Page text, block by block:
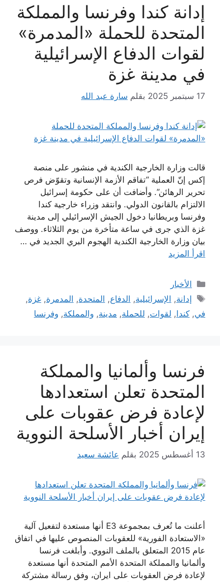
إدانة كندا وفرنسا والمملكة
المتحدة للحملة «المدمرة»
لقوات الدفاع الإسرائيلية
في مدينة غزة
17 سبتمبر 2025 بقلم سارة عبد الله
قالت وزارة الخارجية الكندية في منشور على منصة
إكس إنّ العملية “تفاقم الأزمة الإنسانية وتقوّض فرص
تحرير الرهائن”. وأضافت أن على حكومة إسرائيل
الالتزام بالقانون الدولي. وانتقد وزراء خارجية كندا
وفرنسا وبريطانيا دخول الجيش الإسرائيلي إلى مدينة
غزة الذي جرى في ساعة متأخرة من يوم الثلاثاء. ووصف
بيان وزارة الخارجية الكندية الهجوم البري الجديد في …
اقرأ المزيد
التصنيفات
الأخبار
الوسوم
إدانة, الإسرائيلية, الدفاع, المتحدة, المدمرة,غزة,
في, كندا, لقوات, للحملة, مدينة, والمملكة, وفرنسا
فرنسا وألمانيا والمملكة
المتحدة تعلن استعدادها
لإعادة فرض عقوبات على
إيران أخبار الأسلحة النووية
13 أغسطس 2025 بقلم عائشة سعيد
أعلنت ما تُعرف بمجموعة E3 أنها مستعدة لتفعيل آلية
«الاستعادة الفورية» للعقوبات المنصوص عليها في اتفاق
عام 2015 المتعلق بالملف النووي. وأبلغت فرنسا
وألمانيا والمملكة المتحدة الأمم المتحدة أنها مستعدة
لإعادة فرض العقوبات على ايران، وفق رسالة مشتركة